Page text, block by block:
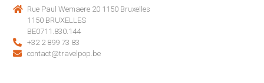
Rue Paul Wemaere 20 1150 Bruxelles
1150 BRUXELLES
BE0711.830.144
+32 2 899 73 83
contact@travelpop.be